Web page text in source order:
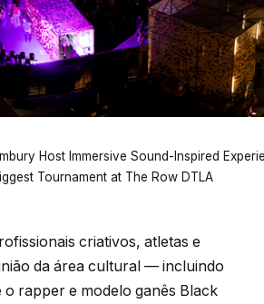
Host Immersive Sound-Inspired
Tournament at The Row DTLA
criativos, atletas e
da área cultural — incluindo
o rapper e modelo ganês Black